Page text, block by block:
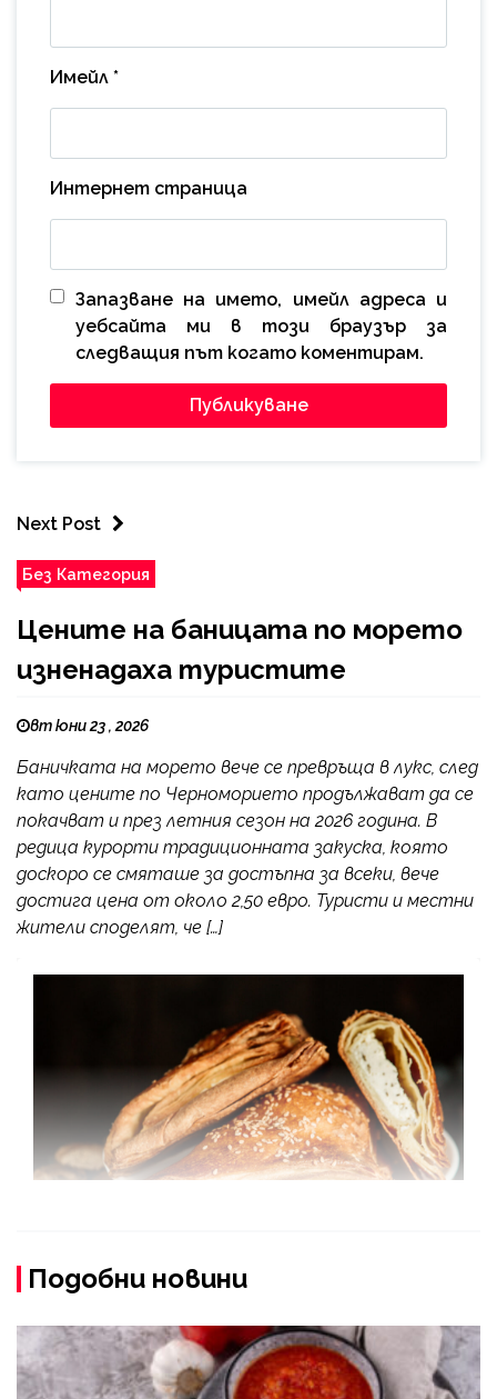
Имейл *
Интернет страница
Запазване на името, имейл адреса и
уебсайта ми в този браузър за
следващия път когато коментирам.
Next Post
Без Категория
Цените на баницата по морето
изненадаха туристите
вт юни 23 , 2026
Баничката на морето вече се превръща в лукс, след
като цените по Черноморието продължават да се
покачват и през летния сезон на 2026 година. В
редица курорти традиционната закуска, която
доскоро се смяташе за достъпна за всеки, вече
достига цена от около 2,50 евро. Туристи и местни
жители споделят, че […]
Подобни новини